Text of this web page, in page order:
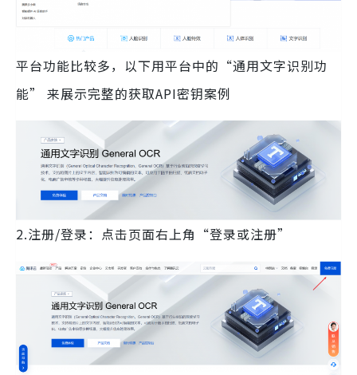
平台功能比较多，以下用平台中的“通用文字识别功
能” 来展示完整的获取API密钥案例
2.注册/登录：点击页面右上角“登录或注册”